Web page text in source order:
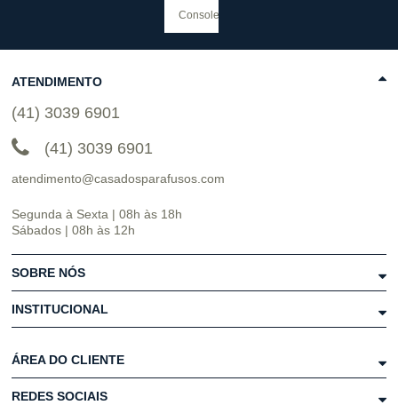
ATENDIMENTO
(41) 3039 6901
(41) 3039 6901
atendimento@casadosparafusos.com
Segunda à Sexta | 08h às 18h
Sábados | 08h às 12h
SOBRE NÓS
INSTITUCIONAL
ÁREA DO CLIENTE
REDES SOCIAIS